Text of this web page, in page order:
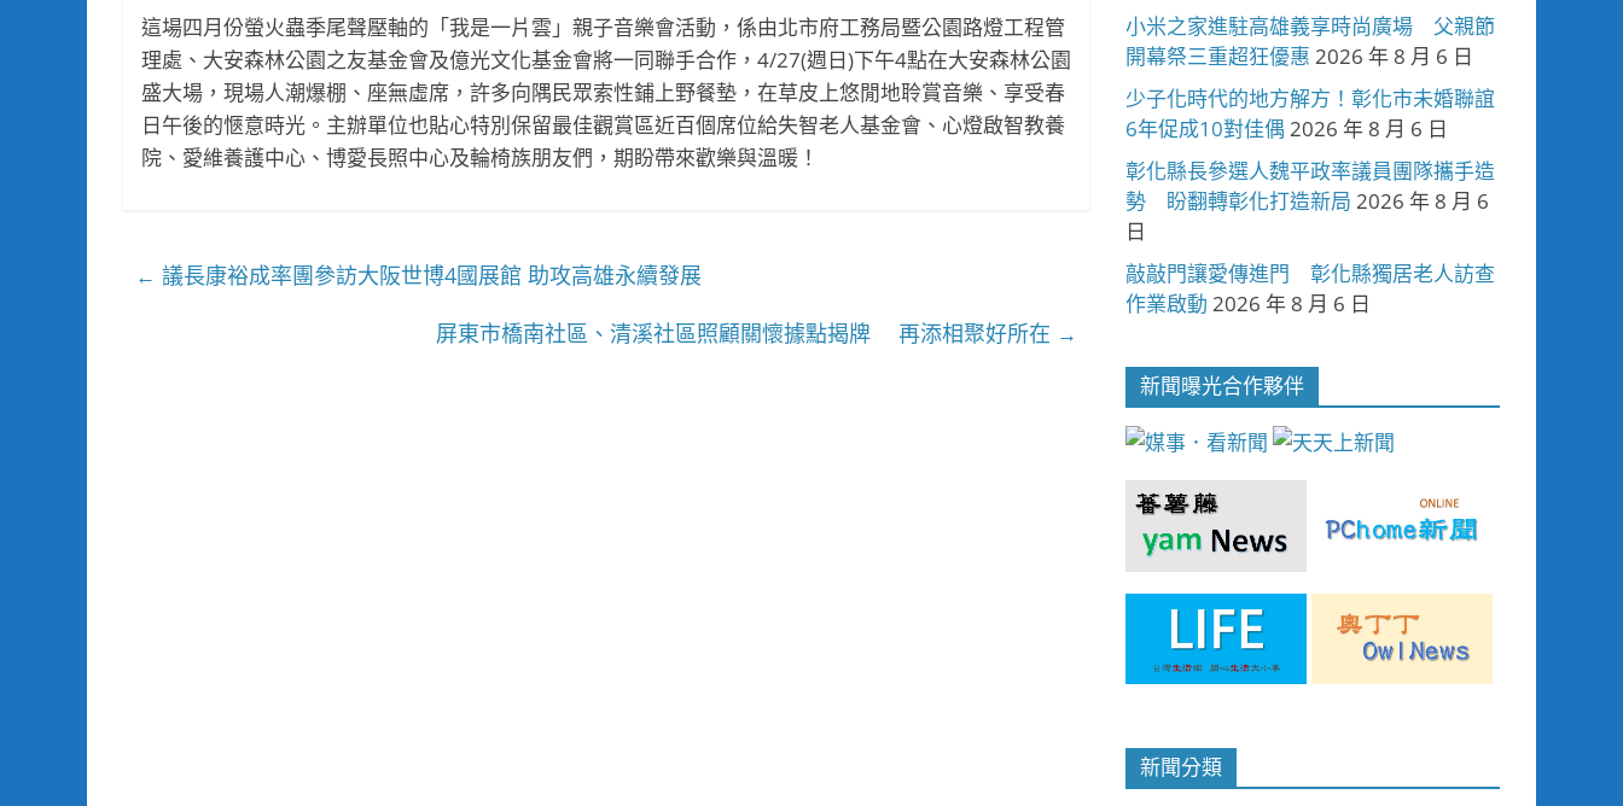
這場四月份螢火蟲季尾聲壓軸的「我是一片雲」親子音樂會活動，係由北市府工務局暨公園路燈工程管
理處、大安森林公園之友基金會及億光文化基金會將一同聯手合作，4/27(週日)下午4點在大安森林公園
盛大場，現場人潮爆棚、座無虛席，許多向隅民眾索性鋪上野餐墊，在草皮上悠閒地聆賞音樂、享受春
日午後的愜意時光。主辦單位也貼心特別保留最佳觀賞區近百個席位給失智老人基金會、心燈啟智教養
院、愛維養護中心、博愛長照中心及輪椅族朋友們，期盼帶來歡樂與溫暖！
← 議長康裕成率團參訪大阪世博4國展館 助攻高雄永續發展
屏東市橋南社區、清溪社區照顧關懷據點揭牌 再添相聚好所在 →
小米之家進駐高雄義享時尚廣場 父親節
開幕祭三重超狂優惠 2026 年 8 月 6 日
少子化時代的地方解方！彰化市未婚聯誼
6年促成10對佳偶 2026 年 8 月 6 日
彰化縣長參選人魏平政率議員團隊攜手造
勢 盼翻轉彰化打造新局 2026 年 8 月 6
日
敲敲門讓愛傳進門 彰化縣獨居老人訪查
作業啟動 2026 年 8 月 6 日
新聞曝光合作夥伴
新聞分類